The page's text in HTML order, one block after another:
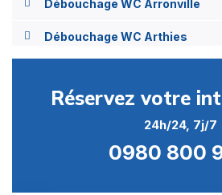
Débouchage WC Arronville
Débouchage WC Arthies
Débouchage WC Attainville
Débouchage WC Auvers-sur-
Réservez votre
24h/24, 7j/7
0980 800